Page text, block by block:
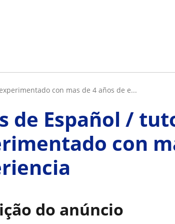
con mas de 4 años de e...
de Español /
con
do anúncio